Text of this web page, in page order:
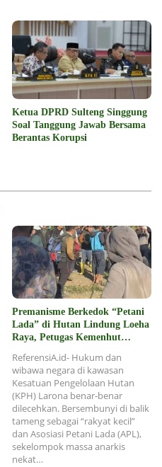
Ketua DPRD Sulteng Singgung
Soal Tanggung Jawab Bersama
Berantas Korupsi
Premanisme Berkedok “Petani
Lada” di Hutan Lindung Loeha
Raya, Petugas Kemenhut
ReferensiA.id- Hukum dan
wibawa negara di kawasan
Kesatuan Pengelolaan Hutan
(KPH) Larona benar-benar
dilecehkan. Bersembunyi di balik
tameng sebagai “rakyat kecil”
dan Asosiasi Petani Lada (APL),
sekelompok massa anarkis
nekat…